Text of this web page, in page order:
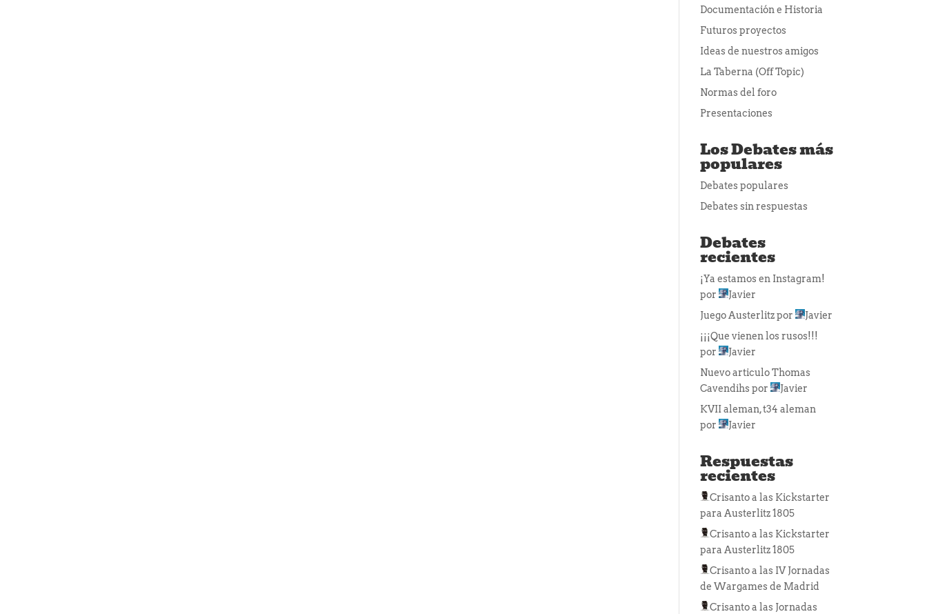
Documentación e Historia
Futuros proyectos
Ideas de nuestros amigos
La Taberna (Off Topic)
Normas del foro
Presentaciones
Los Debates más
populares
Debates populares
Debates sin respuestas
Debates
recientes
¡Ya estamos en Instagram!
por
Javier
Juego Austerlitzpor
Javier
¡¡¡Que vienen los rusos!!!
por
Javier
Nuevo articulo Thomas
Cavendihspor
Javier
KVII aleman, t34 aleman
por
Javier
Respuestas
recientes
Crisantoa las Kickstarter
para Austerlitz 1805
Crisantoa las Kickstarter
para Austerlitz 1805
Crisantoa las IV Jornadas
de Wargames de Madrid
Crisantoa las Jornadas